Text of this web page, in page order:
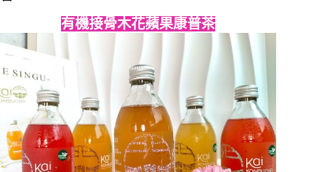
有機接骨木花蘋果康普茶